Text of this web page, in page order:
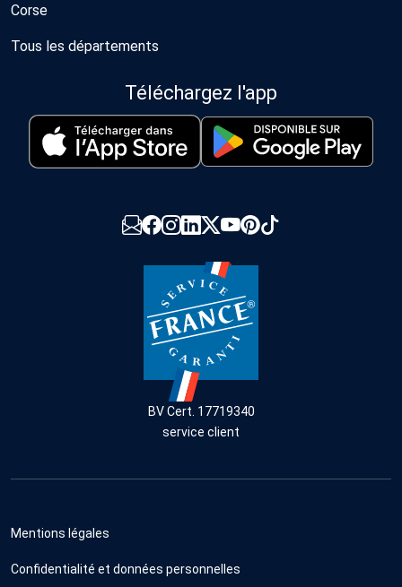
Corse
Tous les départements
Téléchargez l'app
BV Cert. 17719340
service client
Mentions légales
Confidentialité et données personnelles